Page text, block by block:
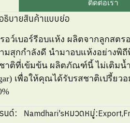
ติดต่อเรา
ธิบายสินค้าแบบย่อ
อว์เบอร์รีอบแห้ง ผลิตจากลูกสตร
มสุกกำลังดี นำมาอบแห้งอย่างพิ
าติที่เข้มข้น ผลิตภัณฑ์นี้ ไม่เติมน้ำ
เพื่อให้คุณได้รับรสชาติเปรี้ย
นด์: Namdhari'sหมวดหมู่:Export,